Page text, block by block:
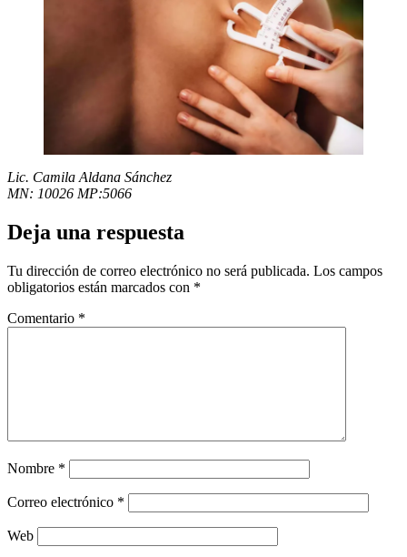
Lic. Camila Aldana Sánchez
MN: 10026 MP:5066
Deja una respuesta
Tu dirección de correo electrónico no será publicada. Los campos
obligatorios están marcados con *
Comentario *
Nombre *
Correo electrónico *
Web